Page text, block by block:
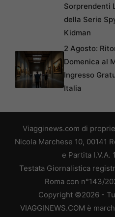
Sorprendenti
della Serie
Kidman
2 Agosto:
Domenica al
Ingresso
Italia
Viagginews.com di
Nicola Marchese 10, 00141
e Partita I.V.A.
Testata Giornalistica
Roma con n°143/
Copyright ©2026 -
VIAGGINEWS.COM è